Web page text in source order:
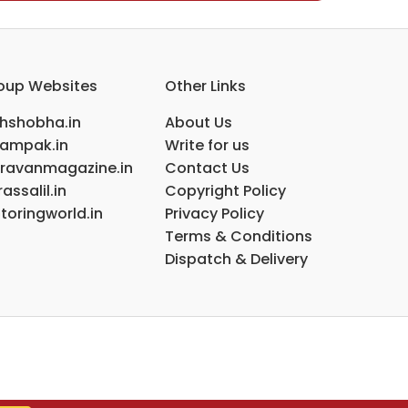
Websites
Other Links
About Us
Write for us
Contact Us
Copyright Policy
Privacy Policy
Terms & Conditions
Dispatch & Delivery